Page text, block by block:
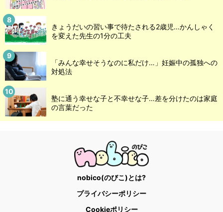
きょうだいの習い事で待たされる2歳児...かんしゃく
を変えた先生の1分の工夫
「みんな幸せそうなのに私だけ…」妊娠中の孤独への
対処法
塾に通う幸せな子と不幸せな子…差を分けたのは家庭
の言葉だった
nobico(のびこ)とは?
プライバシーポリシー
Cookieポリシー